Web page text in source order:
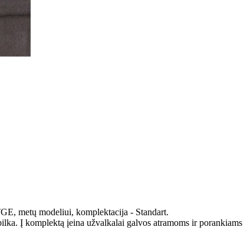
metų modeliui, komplektacija - Standart.
Į komplektą įeina užvalkalai galvos atramoms ir porankiams